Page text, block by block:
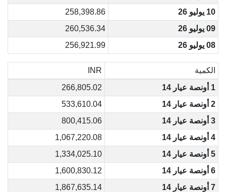
10 يوليو 26
258,398.86
09 يوليو 26
260,536.34
08 يوليو 26
256,921.99
الكمية
INR
1 أونصة عيار 14
266,805.02
2 أونصة عيار 14
533,610.04
3 أونصة عيار 14
800,415.06
4 أونصة عيار 14
1,067,220.08
5 أونصة عيار 14
1,334,025.10
6 أونصة عيار 14
1,600,830.12
7 أونصة عيار 14
1,867,635.14